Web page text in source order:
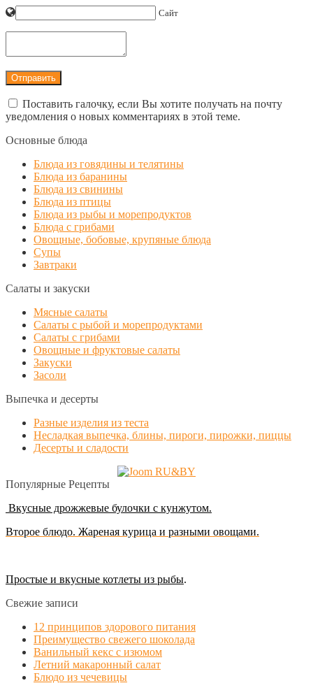
Сайт
Поставить галочку, если Вы хотите получать на почту
уведомления о новых комментариях в этой теме.
Основные блюда
Блюда из говядины и телятины
Блюда из баранины
Блюда из свинины
Блюда из птицы
Блюда из рыбы и морепродуктов
Блюда с грибами
Овощные, бобовые, крупяные блюда
Супы
Завтраки
Салаты и закуски
Мясные салаты
Салаты с рыбой и морепродуктами
Салаты с грибами
Овощные и фруктовые салаты
Закуски
Засоли
Выпечка и десерты
Разные изделия из теста
Несладкая выпечка, блины, пироги, пирожки, пиццы
Десерты и сладости
Популярные Рецепты
Вкусные дрожжевые булочки с кунжутом.
Второе блюдо. Жареная курица и разными овощами.
Простые и вкусные котлеты из рыбы.
Свежие записи
12 принципов здорового питания
Преимущество свежего шоколада
Ванильный кекс с изюмом
Летний макаронный салат
Блюдо из чечевицы